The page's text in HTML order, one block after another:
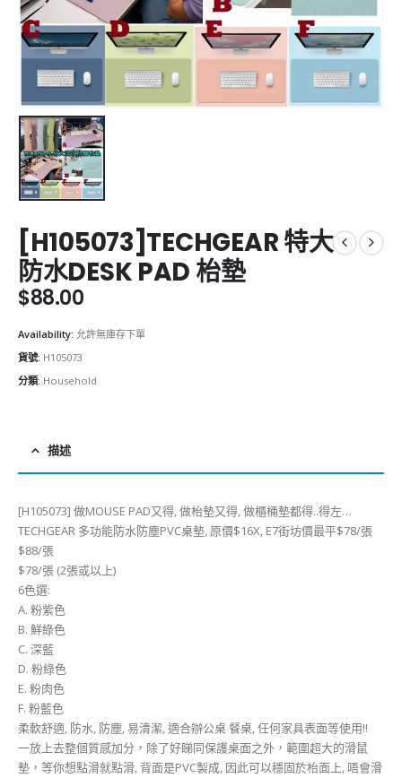
[H105073]TECHGEAR 特大
防水DESK PAD 枱墊
$88.00
Availability: 允許無庫存下單
貨號: H105073
分類: Household
描述
[H105073] 做MOUSE PAD又得, 做枱墊又得, 做櫃桶墊都得..得左…
TECHGEAR 多功能防水防塵PVC桌墊, 原價$16X, E7街坊價最平$78/張
$88/張
$78/張 (2張或以上)
6色選:
A. 粉紫色
B. 鮮綠色
C. 深藍
D. 粉綠色
E. 粉肉色
F. 粉藍色
柔軟舒適, 防水, 防塵, 易清潔, 適合辦公桌 餐桌, 任何家具表面等使用!!
一放上去整個質感加分，除了好睇同保護桌面之外，範圍超大的滑鼠
墊，等你想點滑就點滑, 背面是PVC製成, 因此可以穩固於枱面上, 唔會滑